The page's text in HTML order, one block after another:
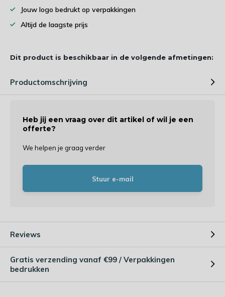
Jouw logo bedrukt op verpakkingen
Altijd de laagste prijs
Dit product is beschikbaar in de volgende afmetingen:
Productomschrijving
Heb jij een vraag over dit artikel of wil je een
offerte?
We helpen je graag verder
Stuur e-mail
Reviews
Gratis verzending vanaf €99 / Verpakkingen
bedrukken